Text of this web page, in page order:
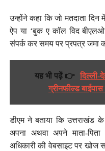
उन्होंने कहा कि जो मतदाता
ऐप या ‘बुक ए कॉल विद
संपर्क कर समय पर प्रपत्र जमा
यह भी पढ़ें 👉 दिल्ली-
ग्रीनफील्ड बाईपास
डीएम ने बताया कि उत्तराखंड
अपना अथवा अपने माता-पिता
अधिकारी की वेबसाइट पर खोज